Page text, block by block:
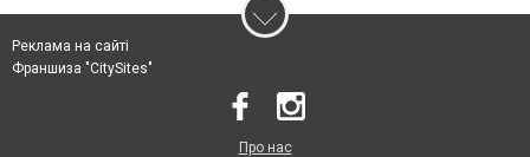
Реклама на сайті
Франшиза "CitySites"
Про нас